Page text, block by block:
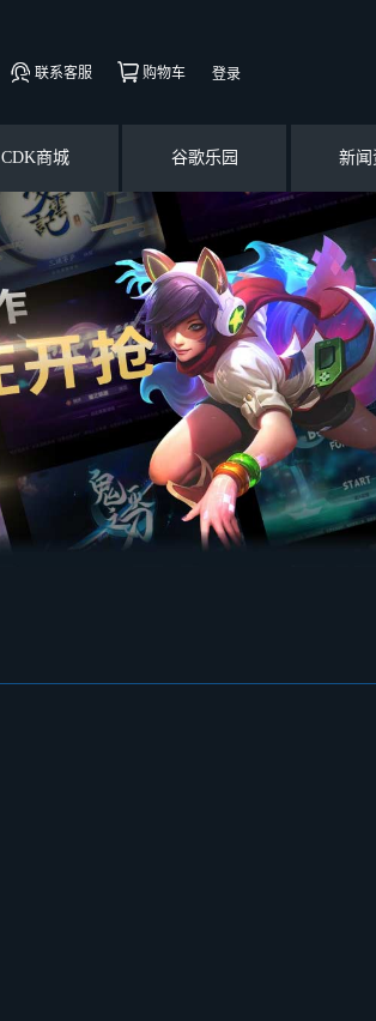
联系客服 购物车 登录
CDK商城 谷歌乐园 新闻